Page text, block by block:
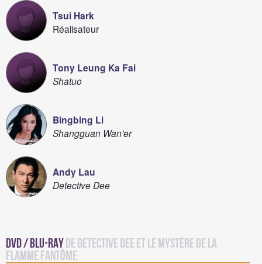
Tsui Hark
Réalisateur
Tony Leung Ka Fai
Shatuo
Bingbing Li
Shangguan Wan'er
Andy Lau
Detective Dee
DVD / Blu-Rayde Detective Dee et le mystère de la
flamme fantôme